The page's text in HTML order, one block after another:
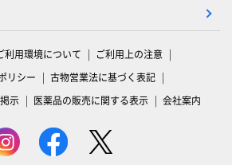
利用環境について
ご利用上の注意
リシー
古物営業法に基づく表記
示
医薬品の販売に関する表示 会社案内